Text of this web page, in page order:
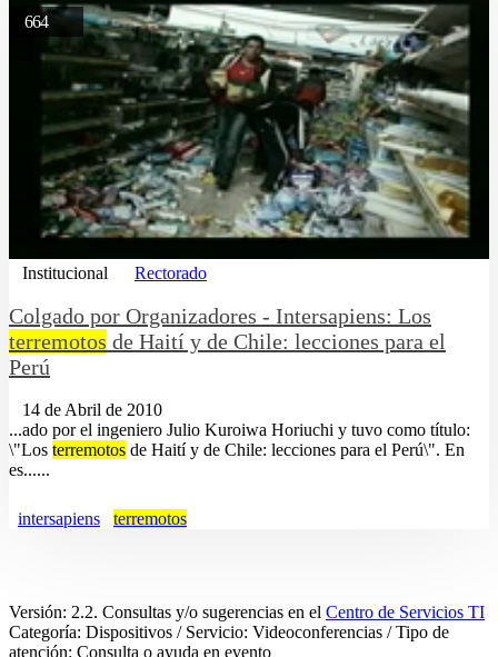
664
Institucional Rectorado
Colgado por Organizadores - Intersapiens: Los
terremotos de Haití y de Chile: lecciones para el
Perú
14 de Abril de 2010
...ado por el ingeniero Julio Kuroiwa Horiuchi y tuvo como título:
\"Los terremotos de Haití y de Chile: lecciones para el Perú\". En
es......
intersapiens terremotos
Versión: 2.2. Consultas y/o sugerencias en el Centro de Servicios TI
Categoría: Dispositivos / Servicio: Videoconferencias / Tipo de
atención: Consulta o ayuda en evento